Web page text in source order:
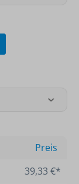
Preis
39,33 €*